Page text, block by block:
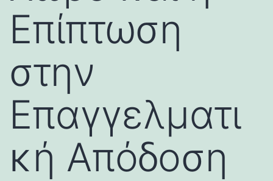
Επίπτωση
στην
Επαγγελματι
κή Απόδοση